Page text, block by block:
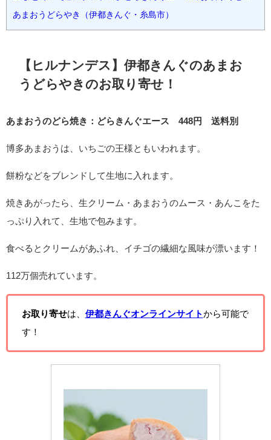
あまおうどらやき（伊都きんぐ・糸島市）
【ヒルナンデス】伊都きんぐのあまお
うどらやきのお取り寄せ！
あまおうのどら焼き：どらきんぐエース 448円 送料別
博多あまおうは、いちごの王様ともいわれます。
餅粉などをブレンドして生地に入れます。
焼きあがったら、生クリーム・あまおうのムース・あんこをた
っぷり入れて、生地で包みます。
食べるとクリームがあふれ、イチゴの繊細な風味が漂います！
112万個売れています。
お取り寄せは、 伊都きんぐオンラインサイト から可能で
す！